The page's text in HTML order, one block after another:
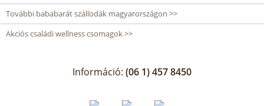
További bababarát szállodák magyarországon >>
Akciós családi wellness csomagok >>
Információ: (06 1) 457 8450